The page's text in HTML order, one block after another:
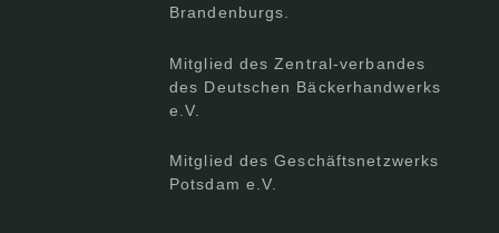
Brandenburgs.
Mitglied des Zentral-verbandes
des Deutschen Bäckerhandwerks
e.V.
Mitglied des Geschäftsnetzwerks
Potsdam e.V.